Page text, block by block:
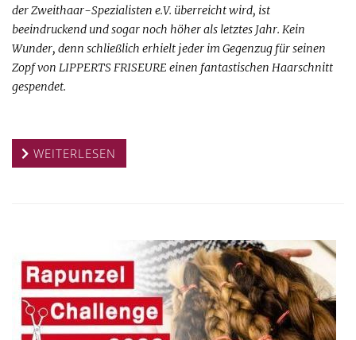
der Zweithaar-Spezialisten e.V. überreicht wird, ist
beeindruckend und sogar noch höher als letztes Jahr. Kein
Wunder, denn schließlich erhielt jeder im Gegenzug für seinen
Zopf von LIPPERTS FRISEURE einen fantastischen Haarschnitt
gespendet.
WEITERLESEN